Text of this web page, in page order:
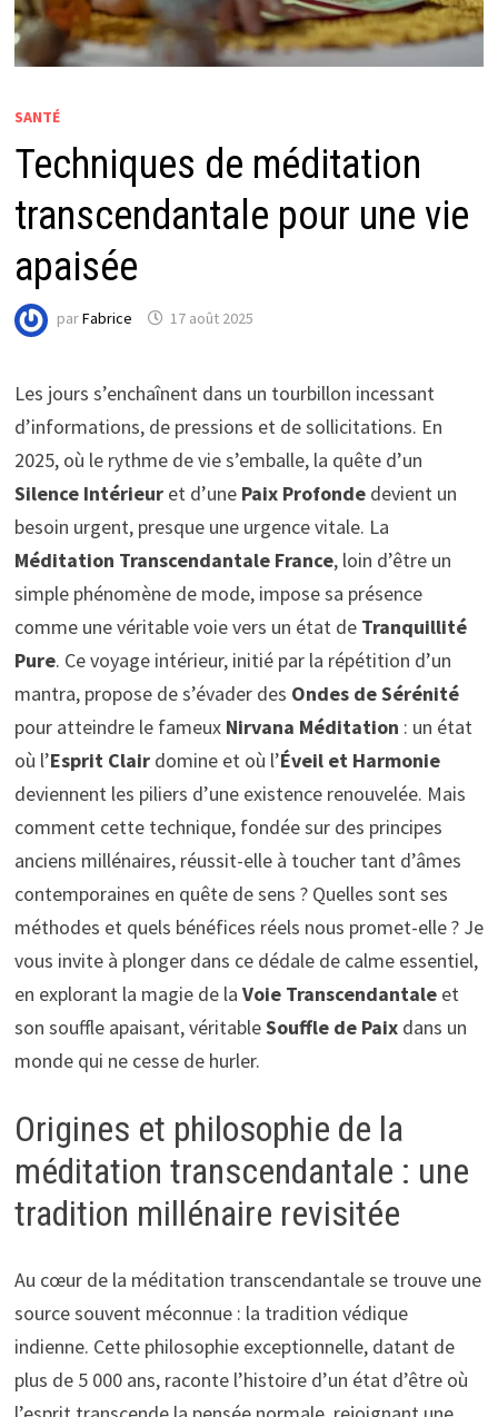
SANTÉ
Techniques de méditation
transcendantale pour une vie
apaisée
parFabrice 17 août 2025
Les jours s’enchaînent dans un tourbillon incessant
d’informations, de pressions et de sollicitations. En
2025, où le rythme de vie s’emballe, la quête d’un
Silence Intérieuret d’une Paix Profondedevient un
besoin urgent, presque une urgence vitale. La
Méditation Transcendantale France, loin d’être un
simple phénomène de mode, impose sa présence
comme une véritable voie vers un état de Tranquillité
Pure. Ce voyage intérieur, initié par la répétition d’un
mantra, propose de s’évader des Ondes de Sérénité
pour atteindre le fameux Nirvana Méditation : un état
où l’Esprit Clairdomine et où l’Éveil et Harmonie
deviennent les piliers d’une existence renouvelée. Mais
comment cette technique, fondée sur des principes
anciens millénaires, réussit-elle à toucher tant d’âmes
contemporaines en quête de sens ? Quelles sont ses
méthodes et quels bénéfices réels nous promet-elle ? Je
vous invite à plonger dans ce dédale de calme essentiel,
en explorant la magie de la Voie Transcendantaleet
son souffle apaisant, véritableSouffle de Paixdans un
monde qui ne cesse de hurler.
Origines et philosophie de la
méditation transcendantale : une
tradition millénaire revisitée
Au cœur de la méditation transcendantale se trouve une
source souvent méconnue : la tradition védique
indienne. Cette philosophie exceptionnelle, datant de
plus de 5 000 ans, raconte l’histoire d’un état d’être où